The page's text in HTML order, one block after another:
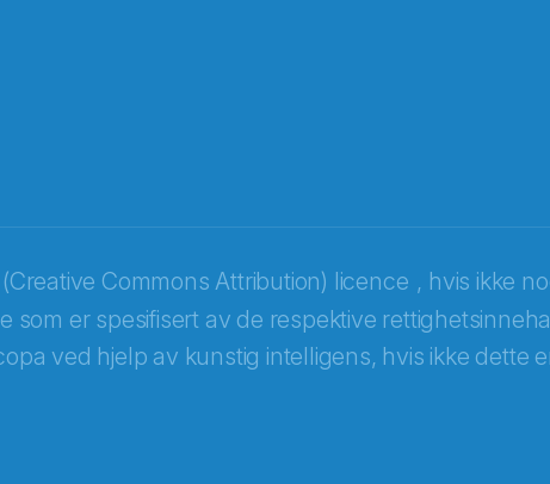
Commons Attribution) licence , hvis ikke
er spesifisert av de respektive
ved hjelp av kunstig intelligens, hvis ikke dette